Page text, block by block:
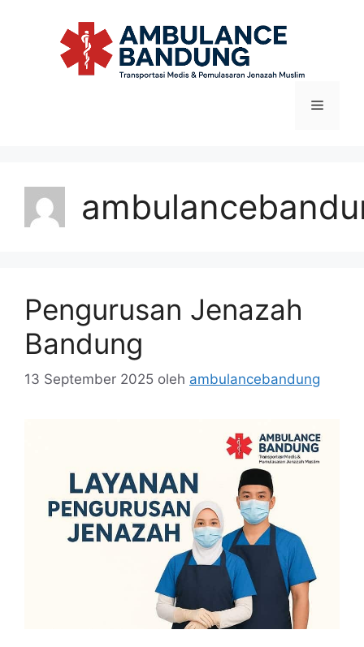
Menu
Pengurusan Jenazah
Bandung
13 September 2025 oleh ambulancebandung